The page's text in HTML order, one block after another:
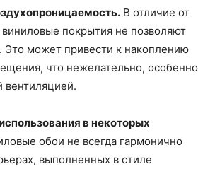
В отличие от
покрытия не позволяют
Это может привести к накоплению
что нежелательно, особенно
вентиляцией.
в некоторых
обои не всегда гармонично
выполненных в стиле